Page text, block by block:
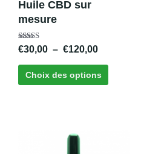
Huile CBD sur
mesure
Note
5.00
€30,00 – €120,00
Choix des options
du
produit